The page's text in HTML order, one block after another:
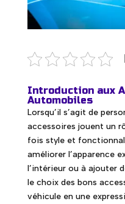
Introduction aux
Automobiles
Lorsqu’il s’agit de
accessoires jouent un
fois style et
améliorer l’apparence
l’intérieur ou à ajouter
le choix des bons
véhicule en une